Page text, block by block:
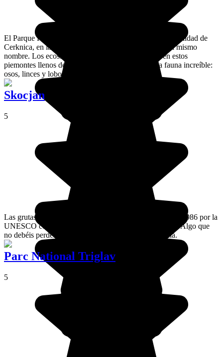
El Parque Regional de Notranjska se extiende por la localidad de
Cerknica, en la región de baja montaña del lago con el mismo
nombre. Los ecosistemas junto al lago, humedales en estos
piemontes llenos de cuevas kársticas, albergan una fauna increíble:
osos, linces y lobos.
Skocjan
5
Las grutas más grandes de Eslovenia, catalogadas desde 1986 por la
UNESCO como Patrimonio Mundial de la Humanidad. Algo que
no debéis perderos durante vuestro viaje por Eslovenia.
Parc National Triglav
5